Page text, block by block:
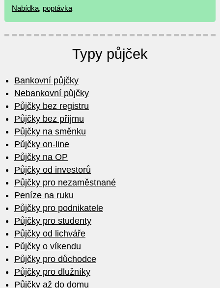
Nabídka, poptávka
Typy půjček
Bankovní půjčky
Nebankovní půjčky
Půjčky bez registru
Půjčky bez příjmu
Půjčky na směnku
Půjčky on-line
Půjčky na OP
Půjčky od investorů
Půjčky pro nezaměstnané
Peníze na ruku
Půjčky pro podnikatele
Půjčky pro studenty
Půjčky od lichváře
Půjčky o víkendu
Půjčky pro důchodce
Půjčky pro dlužníky
Půjčky až do domu